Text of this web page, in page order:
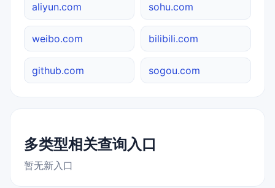
aliyun.com sohu.com
weibo.com bilibili.com
github.com sogou.com
多类型相关查询入口
暂无新入口